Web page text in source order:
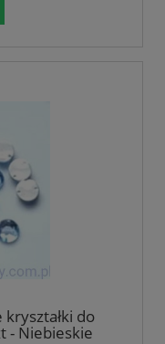
do
- Niebieskie